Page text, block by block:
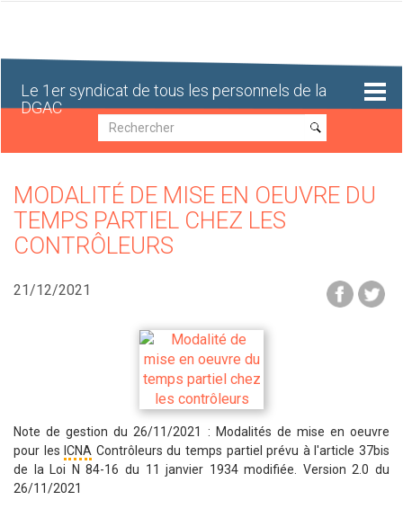
Le 1er syndicat de tous les personnels de la
DGAC
Recherche
Recherche
MODALITÉ DE MISE EN OEUVRE DU
TEMPS PARTIEL CHEZ LES
CONTRÔLEURS
21/12/2021
Note de gestion du 26/11/2021 : Modalités de mise en oeuvre
pour les ICNA Contrôleurs du temps partiel prévu à l'article 37bis
de la Loi N 84-16 du 11 janvier 1934 modifiée. Version 2.0 du
26/11/2021